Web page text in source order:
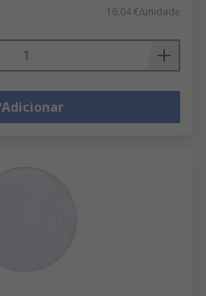
16,04 €/unidade
Adicionar